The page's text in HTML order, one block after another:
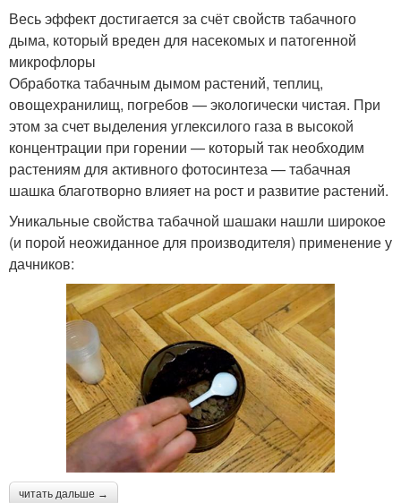
Весь эффект достигается за счёт свойств табачного
дыма, который вреден для насекомых и патогенной
микрофлоры
Обработка табачным дымом растений, теплиц,
овощехранилищ, погребов — экологически чистая. При
этом за счет выделения углексилого газа в высокой
концентрации при горении — который так необходим
растениям для активного фотосинтеза — табачная
шашка благотворно влияет на рост и развитие растений.
Уникальные свойства табачной шашаки нашли широкое
(и порой неожиданное для производителя) применение у
дачников:
читать дальше →